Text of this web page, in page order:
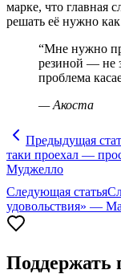
марке, что главная
решать её нужно
“Мне нужно
резиной — не
проблема
—Акоста
Предыдущая
таки проехал —
Муджелло
Следующая статья
удовольствия» —
Поддержать